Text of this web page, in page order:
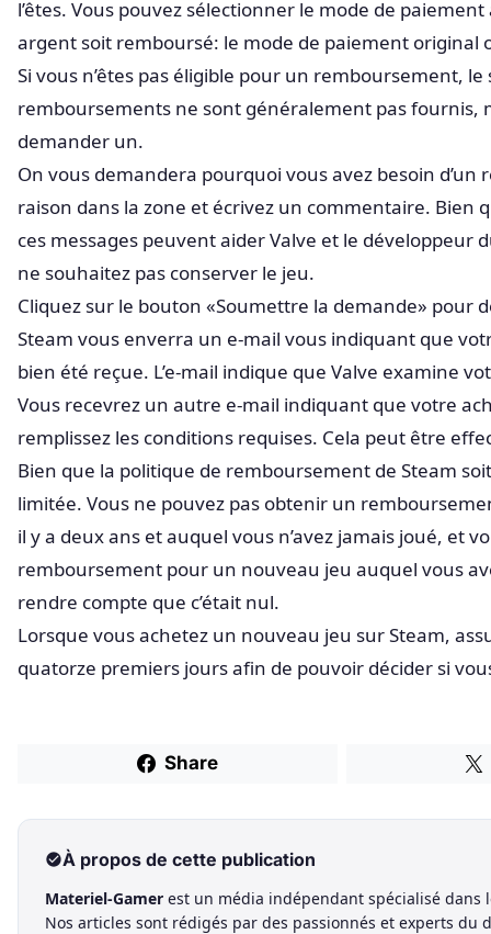
l’êtes. Vous pouvez sélectionner le mode de
argent soit remboursé: le mode de paiement original
Si vous n’êtes pas éligible pour un remboursement,
remboursements ne sont généralement pas fournis,
demander un.
On vous demandera pourquoi vous avez besoin
raison dans la zone et écrivez un commentaire. Bien
ces messages peuvent aider Valve et le développeur
ne souhaitez pas conserver le jeu.
Cliquez sur le bouton «Soumettre la demande»
Steam vous enverra un e-mail vous indiquant que
bien été reçue. L’e-mail indique que Valve examine
Vous recevrez un autre e-mail indiquant que votre
remplissez les conditions requises. Cela peut être
Bien que la politique de remboursement de Steam
limitée. Vous ne pouvez pas obtenir un
il y a deux ans et auquel vous n’avez jamais joué, et
remboursement pour un nouveau jeu auquel vous
rendre compte que c’était nul.
Lorsque vous achetez un nouveau jeu sur Steam,
quatorze premiers jours afin de pouvoir décider si
Share
À propos de cette publication
Materiel-Gamer est un média indépendant spécialisé
Nos articles sont rédigés par des passionnés et experts du